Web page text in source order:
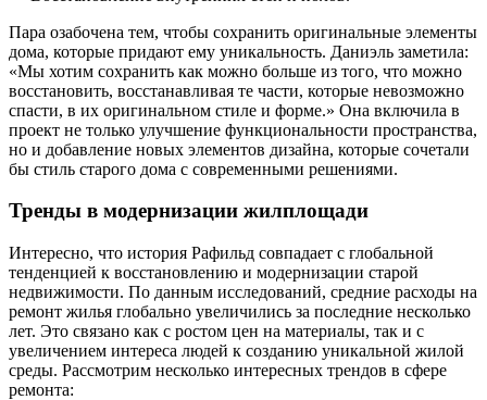
Пара озабочена тем, чтобы сохранить оригинальные элементы
дома, которые придают ему уникальность. Даниэль заметила:
«Мы хотим сохранить как можно больше из того, что можно
восстановить, восстанавливая те части, которые невозможно
спасти, в их оригинальном стиле и форме.» Она включила в
проект не только улучшение функциональности пространства,
но и добавление новых элементов дизайна, которые сочетали
бы стиль старого дома с современными решениями.
Тренды в модернизации жилплощади
Интересно, что история Рафильд совпадает с глобальной
тенденцией к восстановлению и модернизации старой
недвижимости. По данным исследований, средние расходы на
ремонт жилья глобально увеличились за последние несколько
лет. Это связано как с ростом цен на материалы, так и с
увеличением интереса людей к созданию уникальной жилой
среды. Рассмотрим несколько интересных трендов в сфере
ремонта: